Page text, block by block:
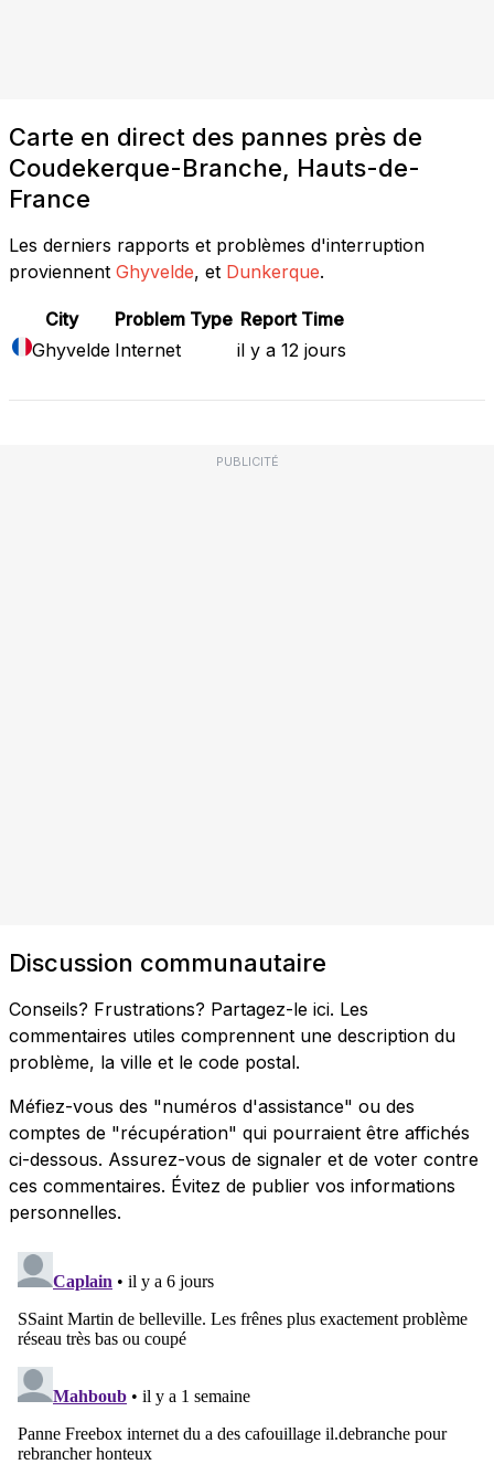
Carte en direct des pannes près de
Coudekerque-Branche, Hauts-de-
France
Les derniers rapports et problèmes d'interruption
proviennent Ghyvelde, et Dunkerque.
City Problem Type Report Time
Ghyvelde Internet il y a 12 jours
PUBLICITÉ
Discussion communautaire
Conseils? Frustrations? Partagez-le ici. Les
commentaires utiles comprennent une description du
problème, la ville et le code postal.
Méfiez-vous des "numéros d'assistance" ou des
comptes de "récupération" qui pourraient être affichés
ci-dessous. Assurez-vous de signaler et de voter contre
ces commentaires. Évitez de publier vos informations
personnelles.